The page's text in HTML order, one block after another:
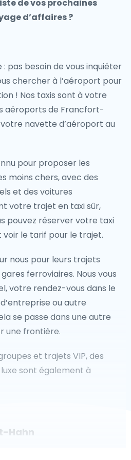
de vos prochaines
d’affaires ?
: pas besoin de vous inquiéter
chercher à l’aéroport pour
! Nos taxis sont à votre
aéroports de Francfort-
navette d’aéroport au
pour proposer les
moins chers, avec des
et des voitures
votre trajet en taxi sûr,
pouvez réserver votre taxi
le tarif pour le trajet.
nous pour leurs trajets
ferroviaires. Nous vous
votre rendez-vous dans le
ou autre
se passe dans une autre
une frontière.
et trajets VIP, des
sont également à
Hahn